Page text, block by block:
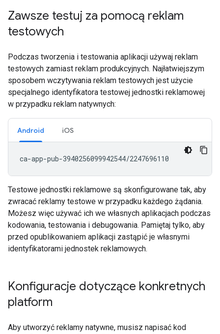
Zawsze testuj za pomocą reklam
testowych
Podczas tworzenia i testowania aplikacji używaj reklam
testowych zamiast reklam produkcyjnych. Najłatwiejszym
sposobem wczytywania reklam testowych jest użycie
specjalnego identyfikatora testowej jednostki reklamowej
w przypadku reklam natywnych:
Android iOS
Testowe jednostki reklamowe są skonfigurowane tak, aby
zwracać reklamy testowe w przypadku każdego żądania.
Możesz więc używać ich we własnych aplikacjach podczas
kodowania, testowania i debugowania. Pamiętaj tylko, aby
przed opublikowaniem aplikacji zastąpić je własnymi
identyfikatorami jednostek reklamowych.
Konfiguracje dotyczące konkretnych
platform
Aby utworzyć reklamy natywne, musisz napisać kod